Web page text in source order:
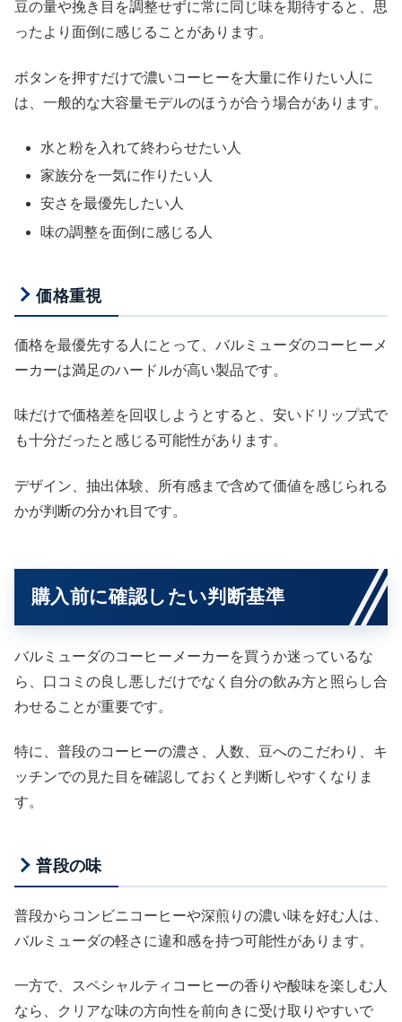
豆の量や挽き目を調整せずに常に同じ味を期待すると、思
ったより面倒に感じることがあります。
ボタンを押すだけで濃いコーヒーを大量に作りたい人に
は、一般的な大容量モデルのほうが合う場合があります。
水と粉を入れて終わらせたい人
家族分を一気に作りたい人
安さを最優先したい人
味の調整を面倒に感じる人
価格重視
価格を最優先する人にとって、バルミューダのコーヒーメ
ーカーは満足のハードルが高い製品です。
味だけで価格差を回収しようとすると、安いドリップ式で
も十分だったと感じる可能性があります。
デザイン、抽出体験、所有感まで含めて価値を感じられる
かが判断の分かれ目です。
購入前に確認したい判断基準
バルミューダのコーヒーメーカーを買うか迷っているな
ら、口コミの良し悪しだけでなく自分の飲み方と照らし合
わせることが重要です。
特に、普段のコーヒーの濃さ、人数、豆へのこだわり、キ
ッチンでの見た目を確認しておくと判断しやすくなりま
す。
普段の味
普段からコンビニコーヒーや深煎りの濃い味を好む人は、
バルミューダの軽さに違和感を持つ可能性があります。
一方で、スペシャルティコーヒーの香りや酸味を楽しむ人
なら、クリアな味の方向性を前向きに受け取りやすいで